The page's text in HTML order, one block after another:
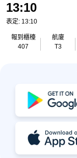
13:10
表定: 13:10
報到櫃檯
407
航廈
T3